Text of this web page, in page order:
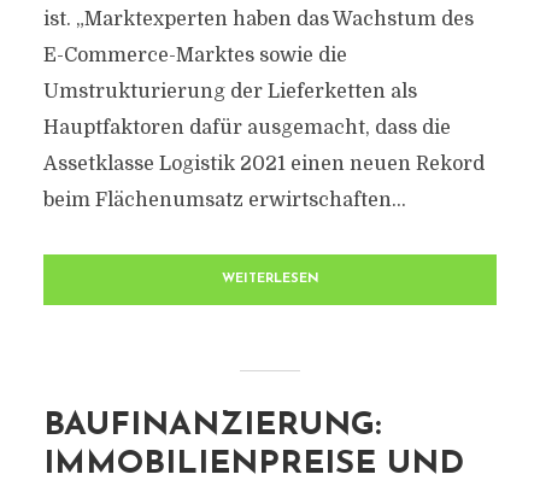
ist. „Marktexperten haben das Wachstum des
E-Commerce-Marktes sowie die
Umstrukturierung der Lieferketten als
Hauptfaktoren dafür ausgemacht, dass die
Assetklasse Logistik 2021 einen neuen Rekord
beim Flächenumsatz erwirtschaften...
WEITERLESEN
BAUFINANZIERUNG:
IMMOBILIENPREISE UND